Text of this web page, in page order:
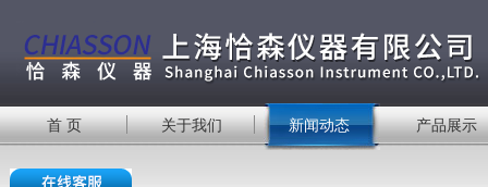
首 页 关于我们 新闻动态 产品展示